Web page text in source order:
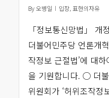
By 오병일 입장, 표현의자유
「정보통신망법」 개
더불어민주당 언론개
작정보 근절법’에 대
을 기원합니다. ○ 더
위원회가 ‘허위조작정